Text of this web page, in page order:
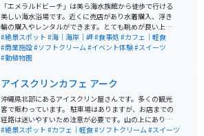
「エメラルドビーチ」は美ら海水族館から徒歩で行ける
美しい海水浴場です。近くに売店があり水着購入、浮き
輪の購入やレンタルができます。とても眺めが良い上に
砂質も良く、浮草やゴミもあまりありません。シーズン
中は監視員も常駐しています。ブルーシールアイスクリ
ームを食べることもできます。午前中にビーチで遊び、
引された水族館に行くと、まる1日で沖縄旅行が満喫出
来る素晴らしいエリアになります。
#絶景スポット #海｜海岸｜岬#食事処 #カフェ｜軽食
#商業施設#ソフトクリーム#イベント体験#スイーツ
#動植物園
アイスクリンカフェ アーク
沖縄県北部にあるアイスクリン屋さんです。多くの観光
客で賑わっています。 駐車場はありますが、お店までの
経路は迷いやすいため注意が必要です。山の上にあり店
内から海を一望でき、アイスもかわいくオシャレで休憩
#絶景スポット #カフェ｜軽食#ソフトクリーム#スイーツ